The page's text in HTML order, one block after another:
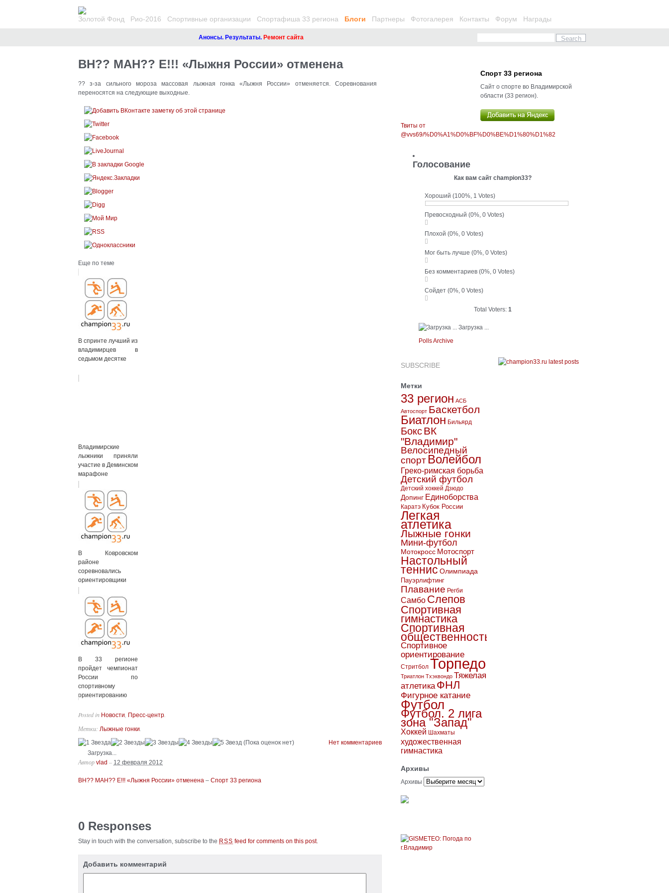
Золотой Фонд Рио-2016 Спортивные организации Спортафиша 33 региона Блоги Партнеры Фотогалерея Контакты Форум Награды
Анонсы. Результаты.Ремонт сайта
ВН?? МАН?? Е!!! «Лыжня России» отменена
?? з-за сильного мороза массовая лыжная гонка «Лыжня России» отменяется. Соревнования
переносятся на следующие выходные.
Еще по теме
В спринте лучший из
владимирцев в
седьмом десятке
Владимирские
лыжники приняли
участие в Деминском
марафоне
В Ковровском
районе
соревновались
ориентировщики
В 33 регионе
пройдет чемпионат
России по
спортивному
ориентированию
Posted in Новости Пресс-центр
Метки: Лыжные гонки
Нет комментариев
(Пока оценок нет)
Загрузка...
Автор vlad – 12 февраля 2012
ВН?? МАН?? Е!!! «Лыжня России» отменена – Спорт 33 региона
0 Responses
Stay in touch with the conversation, subscribe to the RSS feed for comments on this post.
Добавить комментарий
Спорт 33 региона
Сайт о спорте во Владимирской
области (33 регион).
Твиты от
@vvs69/%D0%A1%D0%BF%D0%BE%D1%80%D1%82
Голосование
Как вам сайт champion33?
Хороший (100%, 1 Votes)
Превосходный (0%, 0 Votes)
Плохой (0%, 0 Votes)
Мог быть лучше (0%, 0 Votes)
Без комментариев (0%, 0 Votes)
Сойдет (0%, 0 Votes)
Total Voters: 1
Загрузка ...
Polls Archive
SUBSCRIBE
Метки
33 регион АСБ
Автоспорт Баскетбол
Биатлон Бильярд
БоксВК
"Владимир"
Велосипедный
спорт Волейбол
Греко-римская борьба
Детский футбол
Детский хоккей Дзюдо
Допинг Единоборства
Каратэ Кубок России
Легкая
атлетика
Лыжные гонки
Мини-футбол
Мотокросс Мотоспорт
Настольный
теннис Олимпиада
Пауэрлифтинг
Плавание Регби
Самбо Слепов
Спортивная
гимнастика
Спортивная
общественность
Спортивное
ориентирование
Стритбол Торпедо
Триатлон Тхэквондо Тяжелая
атлетика ФНЛ
Фигурное катание
Футбол
Футбол. 2 лига
зона "Запад"
Хоккей Шахматы
художественная
гимнастика
Архивы
Архивы